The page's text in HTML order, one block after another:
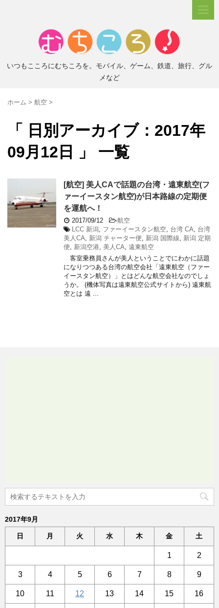
いつもこころにむちころを。モバイル、ゲーム、鉄道、旅行、グル
メなど
ホーム > 航空 >
「 日別アーカイブ：2017年
09月12日 」 一覧
[航空] 美人CAで話題の台湾・遠東航空(フ
ァーイースタン航空)が日本路線の定期便
を運航へ！
2017/09/12 -航空
LCC 新潟, ファーイースタン航空, 台湾 CA, 台湾
美人CA, 新潟 チャーター便, 新潟 国際線, 新潟 定期
便, 新潟空港, 美人CA, 遠東航空
客室乗務員さんが美人ということでにわかに話題
になりつつある台湾の航空会社「遠東航空（ファー
イースタン航空）」とはどんな航空会社なのでしょ
うか。 (機体写真は遠東航空公式サイトから) 遠東航
空とは 遠 ...
2017年9月
日 月 火 水 木 金 土
1 2
3 4 5 6 7 8 9
10 11 12 13 14 15 16